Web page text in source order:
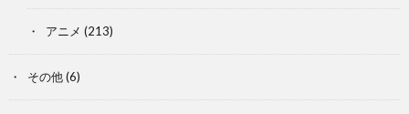
アニメ (213)
その他(6)